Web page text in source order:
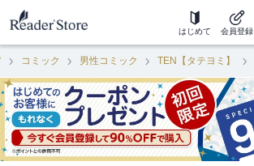
はじめて 会員登録
コミック 男性コミック TEN【タテヨミ】